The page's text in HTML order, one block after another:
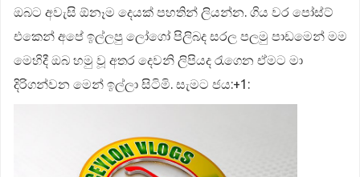
ඔබට අවැසි ඕනෑම දෙයක් පහතින් ලියන්න. ගිය වර පෝස්ට්
එකෙන් අපේ ඉල්ලපු ලෝගෝ පිලිබද සරල පලමු පාඩමෙන් මම
මෙහිදී ඔබ හමු වූ අතර දෙවනි ලිපියද රැගෙන ඒමට මා
දිරිගන්වන මෙන් ඉල්ලා සිටිමි. සැමට ජය:+1: